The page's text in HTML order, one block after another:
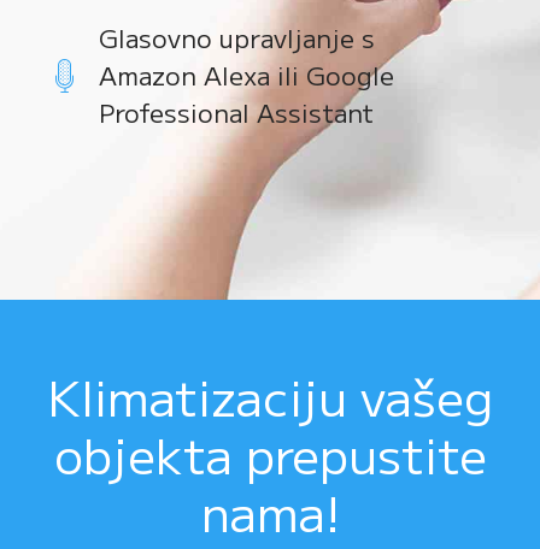
Glasovno upravljanje s
Amazon Alexa ili Google
Professional Assistant
Klimatizaciju vašeg
objekta prepustite
nama!